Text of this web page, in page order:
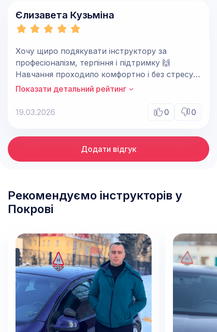
Єлизавета Кузьміна
Хочу щиро подякувати інструктору за
професіоналізм, терпіння і підтримку 🙌
Навчання проходило комфортно і без стресу,
все пояснювалось зрозуміло і спокійно.
почуватися за кермом і здала практичний
Показати детальний рейтинг
19.03.2026 0 0
Додати відгук
Рекомендуємо інструкторів у
Покрові